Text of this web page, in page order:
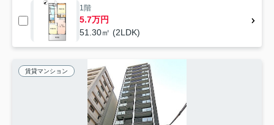
1階
5.7万円
51.30㎡ (2LDK)
賃貸マンション